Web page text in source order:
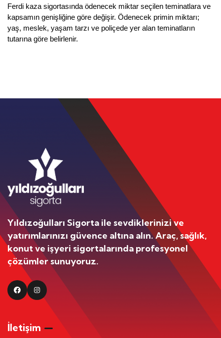
Ferdi kaza sigortasında ödenecek miktar seçilen teminatlara ve
kapsamın genişliğine göre değişir. Ödenecek primin miktarı;
yaş, meslek, yaşam tarzı ve poliçede yer alan teminatların
tutarına göre belirlenir.
Yıldızoğulları Sigorta ile sevdiklerinizi ve
yatırımlarınızı güvence altına alın. Araç, sağlık,
konut ve işyeri sigortalarında profesyonel
çözümler sunuyoruz.
FacebookInstagram
İletişim